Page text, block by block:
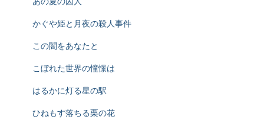
かぐや姫と月夜の殺人事件
この闇をあなたと
こぼれた世界の憧憬は
はるかに灯る星の駅
ひねもす落ちる栗の花